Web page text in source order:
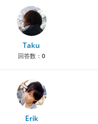
Taku
回答数： 0
Erik